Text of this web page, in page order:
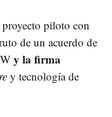
piloto con
de un acuerdo de
y la firma
y tecnología de